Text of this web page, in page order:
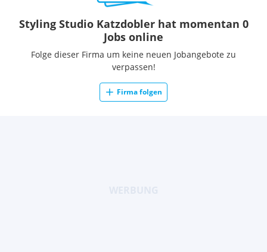
Styling Studio Katzdobler hat momentan 0
Jobs online
Folge dieser Firma um keine neuen Jobangebote zu
verpassen!
Firma folgen